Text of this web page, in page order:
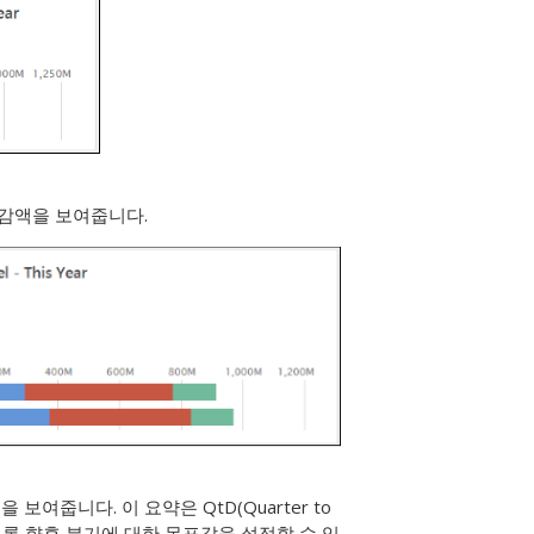
액을 보여줍니다.
보여줍니다. 이 요약은 QtD(Quarter to